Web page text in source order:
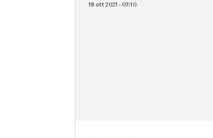
18 ott 2021 - 07:10